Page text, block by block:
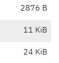
2876 B
11 KiB
24 KiB